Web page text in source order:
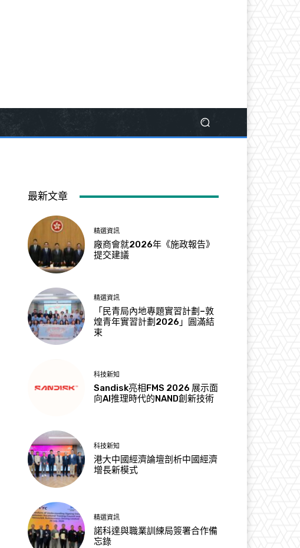
最新文章
精選資訊
廠商會就2026年《施政報告》
提交建議
精選資訊
「民青局內地專題實習計劃–敦
煌青年實習計劃2026」圓滿結
束
科技新知
Sandisk亮相FMS 2026 展示面
向AI推理時代的NAND創新技術
科技新知
港大中國經濟論壇剖析中國經濟
增長新模式
精選資訊
諾科達與職業訓練局簽署合作備
忘錄